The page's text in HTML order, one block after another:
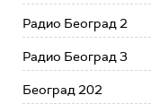
Радио Београд 2
Радио Београд 3
Београд 202